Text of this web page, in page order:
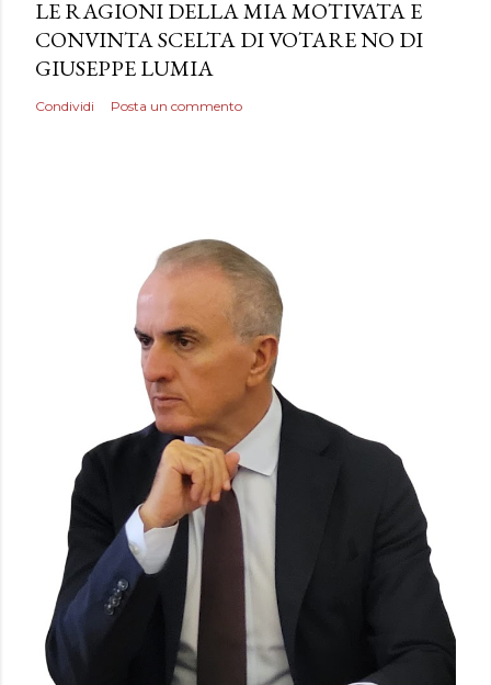
LE RAGIONI DELLA MIA MOTIVATA E
CONVINTA SCELTA DI VOTARE NO DI
GIUSEPPE LUMIA
Condividi Posta un commento